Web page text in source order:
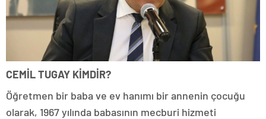
CEMİL TUGAY KİMDİR?
Öğretmen bir baba ve ev hanımı bir annenin çocuğu
olarak, 1967 yılında babasının mecburi hizmeti